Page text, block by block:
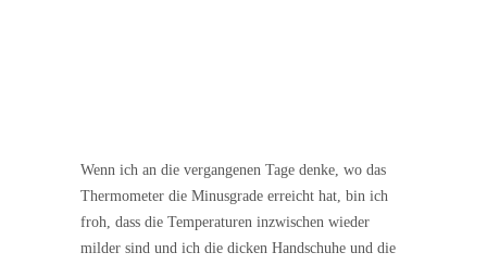
Wenn ich an die vergangenen Tage denke, wo das
Thermometer die Minusgrade erreicht hat, bin ich
froh, dass die Temperaturen inzwischen wieder
milder sind und ich die dicken Handschuhe und die